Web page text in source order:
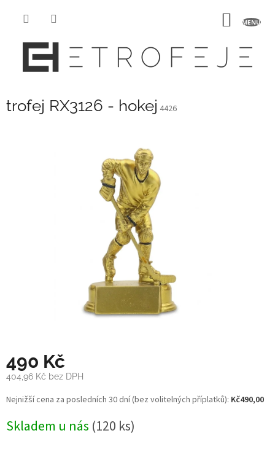
trofej RX3126 - hokej 4426
490 Kč
404,96 Kč bez DPH
Měrná
cena:
Nejnižší cena za posledních 30 dní (bez volitelných příplatků): Kč490,00
Skladem u nás (120 ks)